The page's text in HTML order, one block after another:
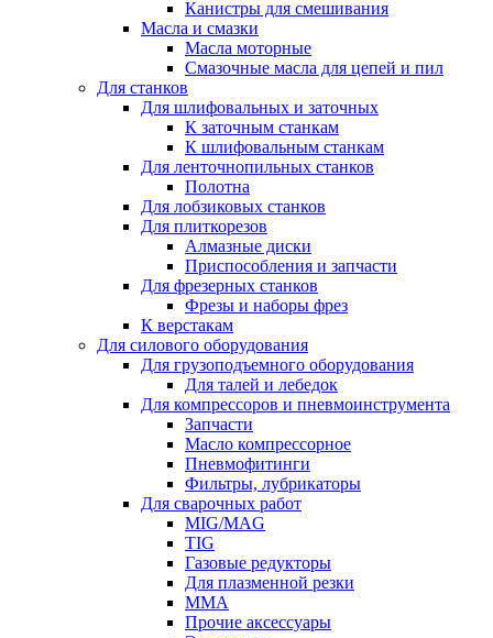
Канистры для смешивания
Масла и смазки
Масла моторные
Смазочные масла для цепей и пил
Для станков
Для шлифовальных и заточных
К заточным станкам
К шлифовальным станкам
Для ленточнопильных станков
Полотна
Для лобзиковых станков
Для плиткорезов
Алмазные диски
Приспособления и запчасти
Для фрезерных станков
Фрезы и наборы фрез
К верстакам
Для силового оборудования
Для грузоподъемного оборудования
Для талей и лебедок
Для компрессоров и пневмоинструмента
Запчасти
Масло компрессорное
Пневмофитинги
Фильтры, лубрикаторы
Для сварочных работ
MIG/MAG
TIG
Газовые редукторы
Для плазменной резки
ММА
Прочие аксессуары